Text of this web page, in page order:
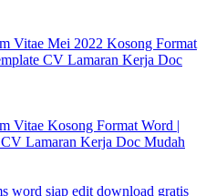
Vitae Mei 2022 Kosong Format
CV Lamaran Kerja Doc
Vitae Kosong Format Word |
Lamaran Kerja Doc Mudah